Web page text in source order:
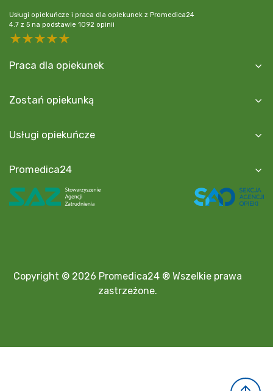
Usługi opiekuńcze i praca dla opiekunek z Promedica24
4.7 z 5 na podstawie 1092 opinii
5 stars
4 stars
3 stars
2 stars
Praca dla opiekunek
Zostań opiekunką
Usługi opiekuńcze
Promedica24
Copyright © 2026 Promedica24 ® Wszelkie prawa
zastrzeżone.